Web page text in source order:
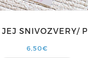
SNIVOZVERY/
6,50€